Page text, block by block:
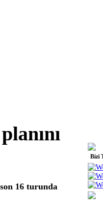
16 turunda
Bizi